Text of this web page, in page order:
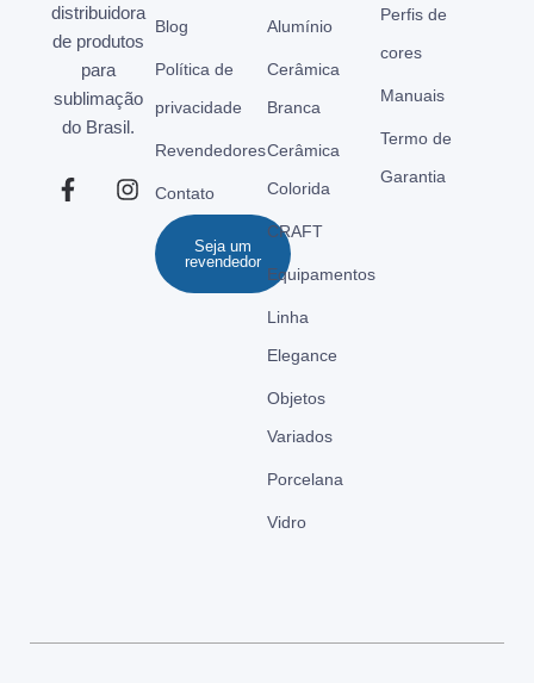
distribuidora
de produtos
para
sublimação
do Brasil.
Blog
Política de
privacidade
Revendedores
Contato
Seja um
revendedor
Alumínio
Cerâmica
Branca
Cerâmica
Colorida
CRAFT
Equipamentos
Linha
Elegance
Objetos
Variados
Porcelana
Vidro
Perfis de
cores
Manuais
Termo de
Garantia